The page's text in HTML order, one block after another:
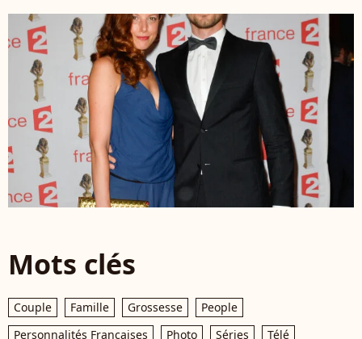
Mots clés
Couple Famille Grossesse
People
Personnalités Françaises
Photo Séries Télé